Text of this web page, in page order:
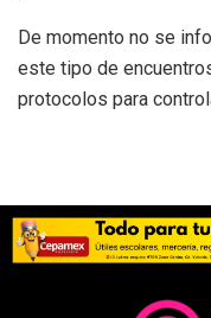
De momento no se
este tipo de
protocolos para